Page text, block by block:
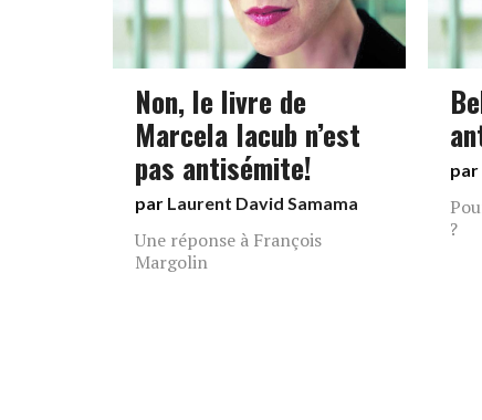
Non, le livre de
Marcela Iacub n’est
pas antisémite!
par Laurent David Samama
Une réponse à François
Margolin
par
?